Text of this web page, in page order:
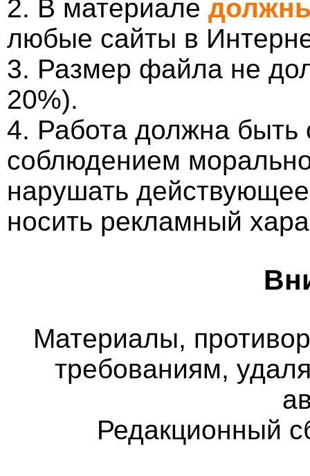
2. В материале
любые сайты в
3. Размер файла не
20%).
4. Работа должна
соблюдением
нарушать
носить рекламный
Материалы,
требованиям,
Редакционный